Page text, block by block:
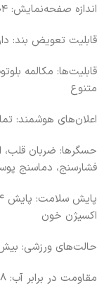
اندازه صفحه‌نمایش: ۱.۰۴ اینچ AMOLED با وضوح ۳۴۰×۳۴۰ پیکسل
قابلیت تعویض بند:
قابلیت‌ها: مکالمه
متنوع
اعلان‌های هوشمند:
فشارسنج، دماسنج
اکسیژن خون
حالت‌های ورزشی: بیش از ۱۰۰ حالت
مقاومت در برابر آب: IP68 (مقاوم در برابر گردوغبار و آب تا عمق ۱ متر)